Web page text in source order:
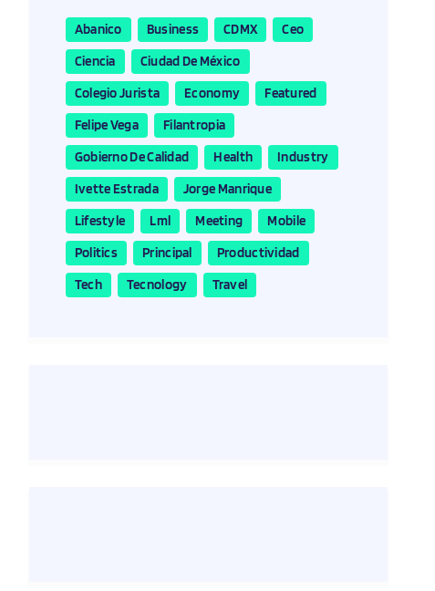
Abanico Business CDMX
Ceo
Ciencia
Ciudad De México
Colegio Jurista
Economy
Featured
Felipe Vega
Filantropia
Gobierno De Calidad
Health
Industry
Ivette Estrada
Jorge Manrique
Lifestyle
Lml Meeting
Mobile
Politics
Principal
Productividad
Tech
Tecnology Travel